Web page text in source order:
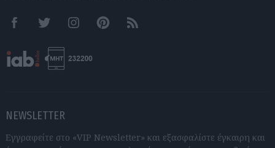
FacebookTwitter InstagramPinterestRSS feeds
NEWSLETTER
Εγγραφείτε στο «VIP Newsletter» και εξασφαλίστε έγκαιρη και